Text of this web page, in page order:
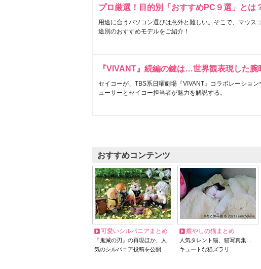
プロ厳選！目的別「おすすめPC９選」とは
用途に合うパソコン選びは意外と難しい。そこで、マウス
途別のおすすめモデルをご紹介！
『VIVANT』続編の鍵は…世界観表現した腕
セイコーが、TBS系日曜劇場『VIVANT』コラボレーショ
ューサーとセイコー担当者が魅力を解説する。
おすすめコンテンツ
可愛いシルバニアまとめ
『鬼滅の刃』の再現ほか、人
気のシルバニア投稿を公開
癒やしの猫まとめ
人気タレント猫、猫写真集…
キュートな猫ズラリ